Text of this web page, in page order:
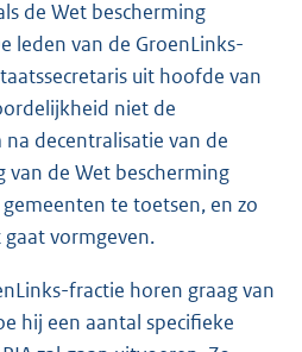
de Wet bescherming
leden van de GroenLinks-
uit hoofde van
niet de
decentralisatie van de
van de Wet bescherming
te toetsen, en zo
vormgeven.
fractie horen graag van
hij een aantal specifieke